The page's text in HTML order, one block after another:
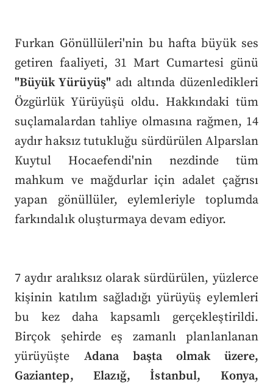
Furkan Gönüllüleri'nin bu hafta büyük ses
getiren faaliyeti, 31 Mart Cumartesi günü
"Büyük Yürüyüş"adı altında düzenledikleri
Özgürlük Yürüyüşü oldu. Hakkındaki tüm
suçlamalardan tahliye olmasına rağmen, 14
aydır haksız tutukluğu sürdürülen Alparslan
Kuytul Hocaefendi'nin nezdinde tüm
mahkum ve mağdurlar için adalet çağrısı
yapan gönüllüler, eylemleriyle toplumda
farkındalık oluşturmaya devam ediyor.
7 aydır aralıksız olarak sürdürülen, yüzlerce
kişinin katılım sağladığı yürüyüş eylemleri
bu kez daha kapsamlı gerçekleştirildi.
Birçok şehirde eş zamanlı planlanlanan
yürüyüşteAdana başta olmak üzere,
Gaziantep, Elazığ, İstanbul, Konya,